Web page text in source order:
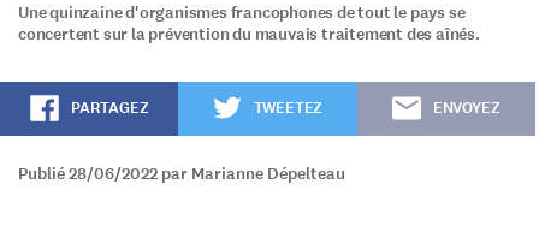
Une quinzaine d'organismes francophones de tout le pays se
concertent sur la prévention du mauvais traitement des aînés.
PARTAGEZ TWEETEZ ENVOYEZ
Publié 28/06/2022 par Marianne Dépelteau